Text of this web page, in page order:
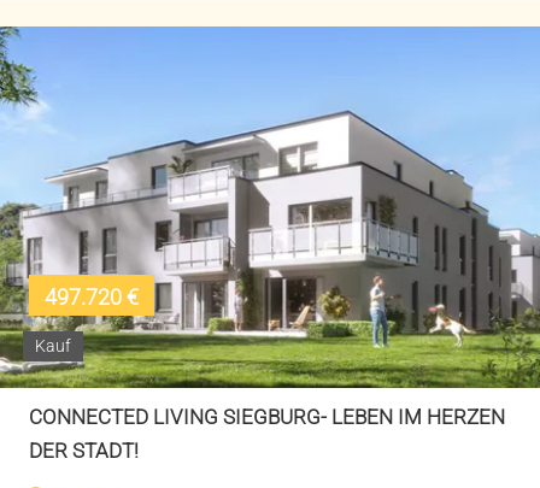
497.720 €
Kauf
CONNECTED LIVING SIEGBURG- LEBEN IM HERZEN
DER STADT!